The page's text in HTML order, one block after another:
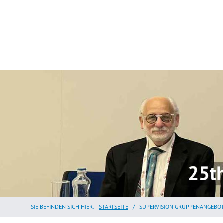
SIE BEFINDEN SICH HIER: STARTSEITE / SUPERVISION